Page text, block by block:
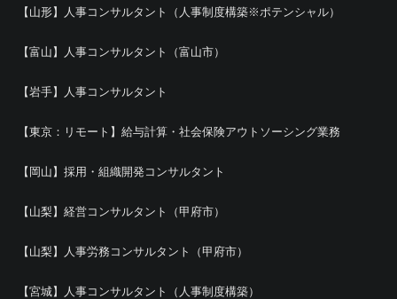
【山形】人事コンサルタント（人事制度構築※ポテンシャル）
【富山】人事コンサルタント（富山市）
【岩手】人事コンサルタント
【東京：リモート】給与計算・社会保険アウトソーシング業務
【岡山】採用・組織開発コンサルタント
【山梨】経営コンサルタント（甲府市）
【山梨】人事労務コンサルタント（甲府市）
【宮城】人事コンサルタント（人事制度構築）